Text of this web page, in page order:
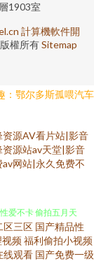
1903室
計算機軟件開
版權所有Sitemap
：鄂尔多斯孤喂汽车
源AV看片站|影音
源站av天堂|影音
网站|永久免费不
妖Ts 抖阴在线免费
av五月花 国产性爱
区三区 国产精品性
视频福利偷拍小视频
线观看 国产免费一级